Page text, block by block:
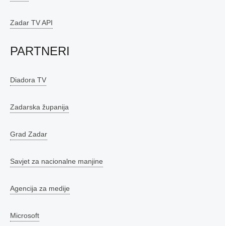
Zadar TV API
PARTNERI
Diadora TV
Zadarska županija
Grad Zadar
Savjet za nacionalne manjine
Agencija za medije
Microsoft